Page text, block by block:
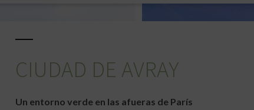
CIUDAD DE AVRAY
Un entorno verde en las afueras de París